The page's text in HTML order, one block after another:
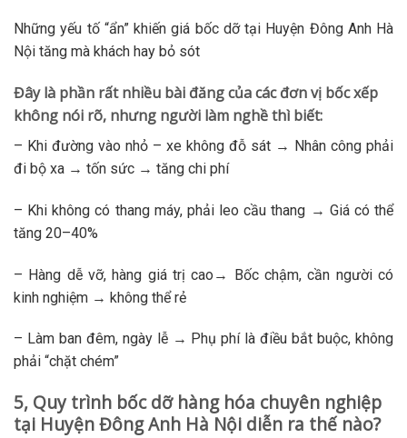
Những yếu tố “ẩn” khiến giá bốc dỡ tại Huyện Đông Anh Hà
Nội tăng mà khách hay bỏ sót
Đây là phần rất nhiều bài đăng của các đơn vị bốc xếp
không nói rõ, nhưng người làm nghề thì biết:
– Khi đường vào nhỏ – xe không đỗ sát → Nhân công phải
đi bộ xa → tốn sức → tăng chi phí
– Khi không có thang máy, phải leo cầu thang → Giá có thể
tăng 20–40%
– Hàng dễ vỡ, hàng giá trị cao→ Bốc chậm, cần người có
kinh nghiệm → không thể rẻ
– Làm ban đêm, ngày lễ → Phụ phí là điều bắt buộc, không
phải “chặt chém”
5, Quy trình bốc dỡ hàng hóa chuyên nghiệp
tại Huyện Đông Anh Hà Nội diễn ra thế nào?